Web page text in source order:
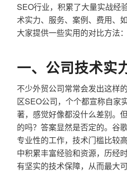
SEO行业，积累了大量实战经
术实力、服务、案例、费用、
大家提供一些实用的对比方法：
一、公司技术实
不少外贸公司常常会发出这样
区SEO公司，个个都宣称自家
著，感觉好像都没什么差别。
的吗？答案显然是否定的。谷
专业性的工作，技术门槛比较
中积累丰富经验和资源，历经
有坚实的技术保障，从而最大